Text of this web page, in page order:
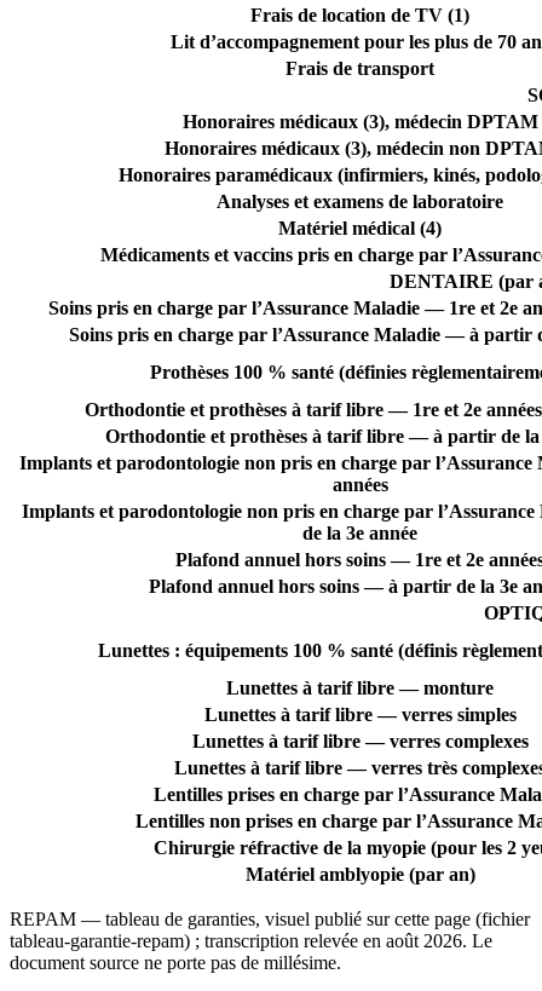
Frais de location de TV (1)
Lit d’accompagnement pour les plus de 70
Frais de transport
Honoraires médicaux (3), médecin DPTAM
Honoraires médicaux (3), médecin non
Honoraires paramédicaux (infirmiers, kinés,
Analyses et examens de laboratoire
Matériel médical (4)
Médicaments et vaccins pris en charge par
DENTAIRE (par
Soins pris en charge par l’Assurance Maladie — 1re et 2e
Soins pris en charge par l’Assurance Maladie — à partir
Prothèses 100 % santé (définies
Orthodontie et prothèses à tarif libre — 1re et 2e années
Orthodontie et prothèses à tarif libre — à partir de la
Implants et parodontologie non pris en charge par
années
Implants et parodontologie non pris en charge par
de la 3e année
Plafond annuel hors soins — 1re et 2e
Plafond annuel hors soins — à partir de la 3e
Lunettes : équipements 100 % santé (définis
Lunettes à tarif libre — monture
Lunettes à tarif libre — verres simples
Lunettes à tarif libre — verres complexes
Lunettes à tarif libre — verres très
Lentilles prises en charge par l’Assurance
Lentilles non prises en charge par l’Assurance
Chirurgie réfractive de la myopie (pour les 2
Matériel amblyopie (par an)
REPAM — tableau de garanties, visuel publié sur cette page (fichier
tableau-garantie-repam) ; transcription relevée en août 2026. Le
document source ne porte pas de millésime.